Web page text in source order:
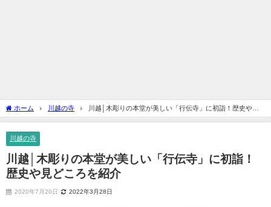
ホーム 川越の寺
川越│木彫りの本堂が美しい「行伝寺」に初詣！歴史や見
どころを紹介
川越の寺
川越│木彫りの本堂が美しい「行伝寺」に初詣！
歴史や見どころを紹介
2020年7月20日 2022年3月28日